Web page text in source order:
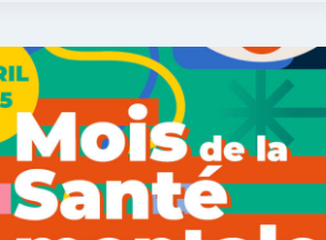
L
E
N